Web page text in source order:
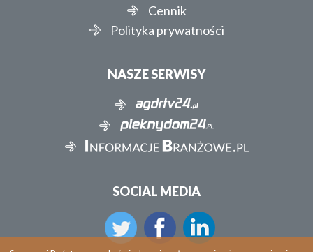
Cennik
Polityka prywatności
NASZE SERWISY
SOCIAL MEDIA